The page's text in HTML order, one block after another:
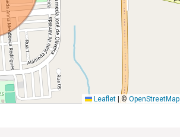
Leaflet © OpenStreetMap